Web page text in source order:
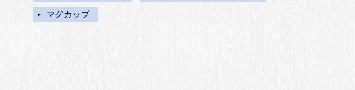
マグカップ